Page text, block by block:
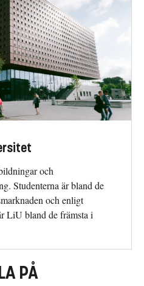
och
Studenterna är bland de
och enligt
LiU bland de främsta i
PÅ